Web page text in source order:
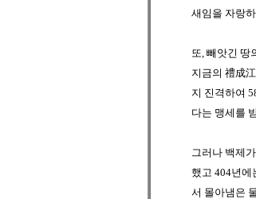
새임을 자랑
또, 빼앗긴 땅
지금의 禮成
지 진격하여
다는 맹세를
그러나 백제
했고 404년에
서 몰아냄은